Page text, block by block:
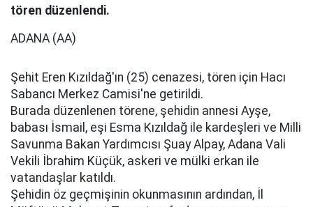
tören düzenlendi.
ADANA (AA)
Şehit Eren Kızıldağ'ın (25) cenazesi, tören için Hacı
Sabancı Merkez Camisi'ne getirildi.
Burada düzenlenen törene, şehidin annesi Ayşe,
babası İsmail, eşi Esma Kızıldağ ile kardeşleri ve Milli
Savunma Bakan Yardımcısı Şuay Alpay, Adana Vali
Vekili İbrahim Küçük, askeri ve mülki erkan ile
vatandaşlar katıldı.
Şehidin öz geçmişinin okunmasının ardından, İl